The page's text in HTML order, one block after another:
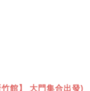
館】 大門集合出發)